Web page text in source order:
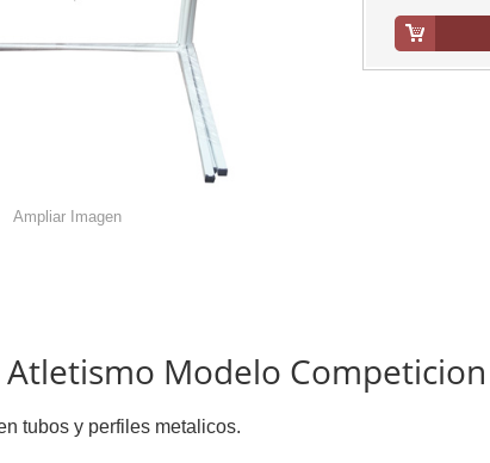
Ampliar Imagen
Atletismo Modelo Competicion
tubos y perfiles metalicos.